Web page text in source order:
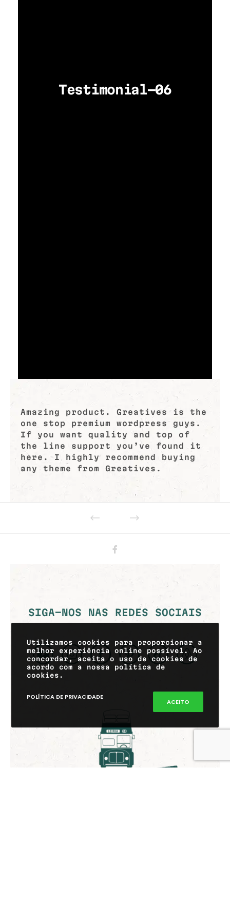
Testimonial-06
Amazing product. Greatives is the
one stop premium wordpress guys.
If you want quality and top of
the line support you’ve found it
here. I highly recommend buying
any theme from Greatives.
SIGA-NOS NAS REDES SOCIAIS
Utilizamos cookies para proporcionar a
melhor experiência online possível. Ao
concordar, aceita o uso de cookies de
acordo com a nossa política de
cookies.
POLÍTICA DE PRIVACIDADE
ACEITO